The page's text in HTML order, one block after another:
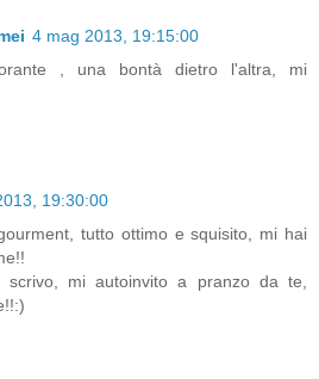
4 mag 2013, 19:15:00
, una bontà dietro l'altra, mi
19:30:00
tutto ottimo e squisito, mi hai
mi autoinvito a pranzo da te,